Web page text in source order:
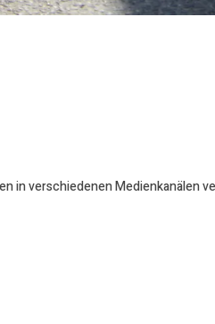
verschiedenen